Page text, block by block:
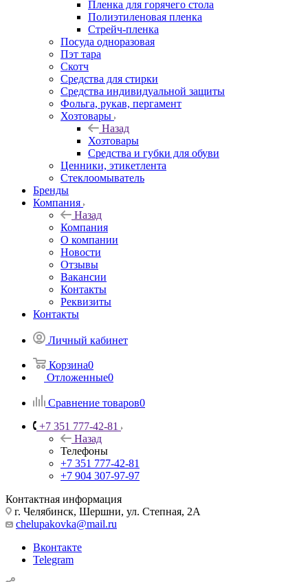
Пленка для горячего стола
Полиэтиленовая пленка
Стрейч-пленка
Посуда одноразовая
Пэт тара
Скотч
Средства для стирки
Средства индивидуальной защиты
Фольга, рукав, пергамент
Хозтовары
Назад
Хозтовары
Средства и губки для обуви
Ценники, этикетлента
Стеклоомыватель
Бренды
Компания
Назад
Компания
О компании
Новости
Отзывы
Вакансии
Контакты
Реквизиты
Контакты
Личный кабинет
Корзина0
Отложенные0
Сравнение товаров0
+7 351 777-42-81
Назад
Телефоны
+7 351 777-42-81
+7 904 307-97-97
Контактная информация
г. Челябинск, Шершни, ул. Степная, 2А
chelupakovka@mail.ru
Вконтакте
Telegram